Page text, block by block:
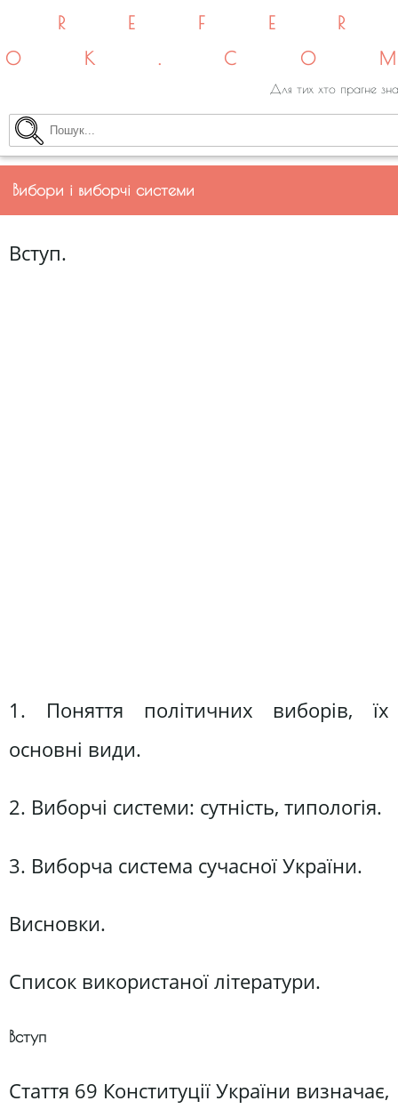
Для тих хто прагне
Вибори і виборчі системи
Вступ.
1. Поняття політичних виборів, їх
основні види.
2. Виборчі системи: сутність, типологія.
3. Виборча система сучасної України.
Висновки.
Список використаної літератури.
Вступ
Стаття 69 Конституції України визначає,